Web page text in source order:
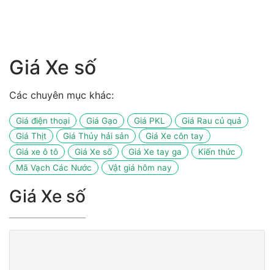
Giá Xe số
Các chuyên mục khác:
Giá điện thoại Giá Gạo Giá PKL
Giá Rau củ quả
Giá Thịt
Giá Thủy hải sản
Giá Xe côn tay
Giá xe ô tô
Giá Xe số Giá Xe tay ga
Kiến thức
Mã Vạch Các Nước
Vật giá hôm nay
Giá Xe số